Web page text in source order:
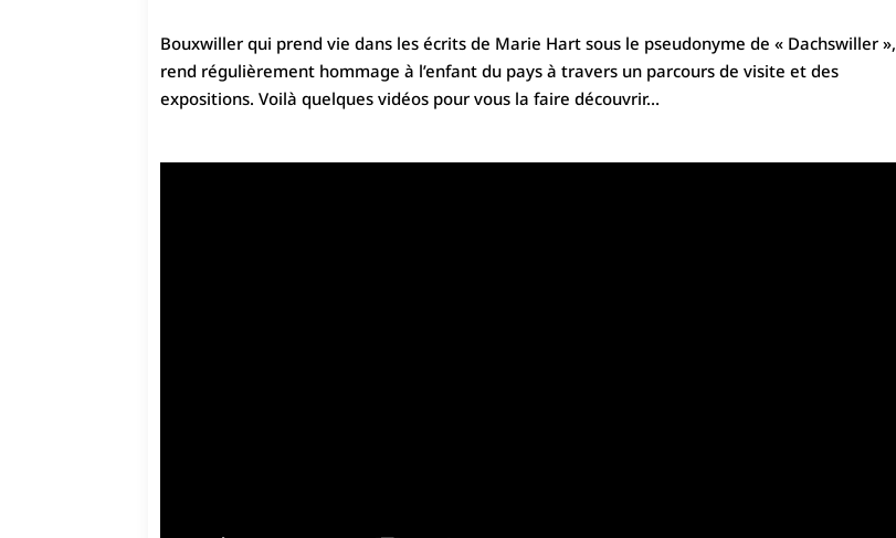
Bouxwiller qui prend vie dans les écrits de Marie Hart sous le pseudonyme de « Dachswiller »,
rend régulièrement hommage à l’enfant du pays à travers un parcours de visite et des
expositions. Voilà quelques vidéos pour vous la faire découvrir…